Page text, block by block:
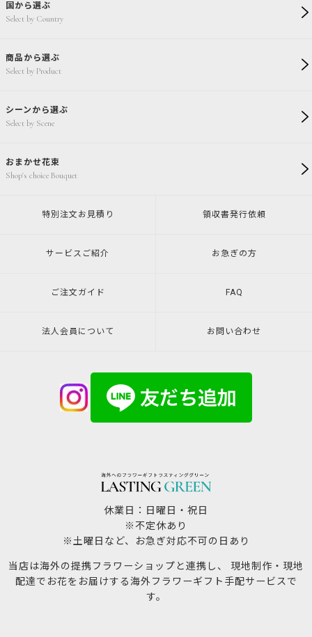
国から選ぶ
Select by Country
商品から選ぶ
Select by Product
シーンから選ぶ
Select by Scene
おまかせ花束
Shop's choice Bouquet
特別注文 お見積り 領収書発行依頼
サービスご紹介 お急ぎの方
ご注文ガイド FAQ
法人会員について お問い合わせ
休業日：日曜日・祝日
※不定休あり
※土曜日など、お急ぎ対応不可の日あり
当店は海外の提携フラワーショップと連携し、 現地制作・現地
配達でお花をお届けする海外フラワーギフト手配サービスで
す。